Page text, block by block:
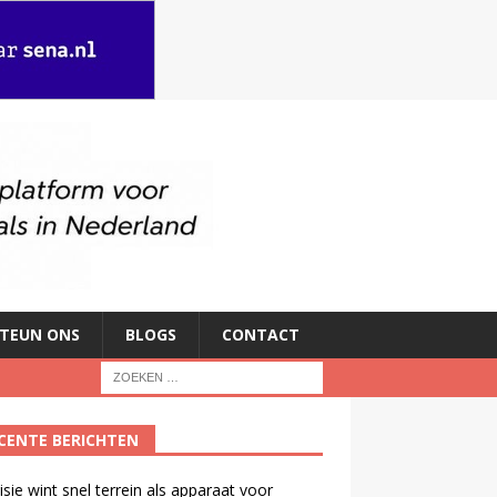
ONS BLOGS CONTACT
BERICHTEN
wint snel terrein als apparaat voor